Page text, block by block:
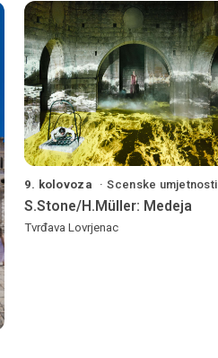
9. kolovoza Scenske umjetnosti
S.Stone/H.Müller: Medeja
Tvrđava Lovrjenac